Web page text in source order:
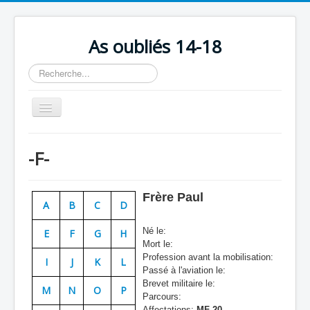
As oubliés 14-18
Rechercher
Basculer
la
Chronologie
Escadrilles
Organisation
Avions
Personnels
Doctrines
-F-
A B C D
E F G H
I J K L
M N O P
Frère Paul
Né le:
Mort le:
Profession avant la mobilisation:
Passé à l'aviation le:
Brevet militaire le:
Parcours: